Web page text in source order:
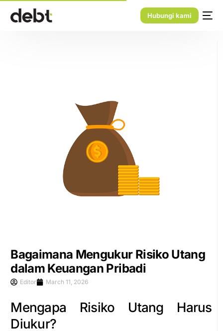
Hubungi kami
Bagaimana Mengukur Risiko Utang
dalam Keuangan Pribadi
Editor March 11, 2026
Mengapa Risiko Utang Harus
Diukur?